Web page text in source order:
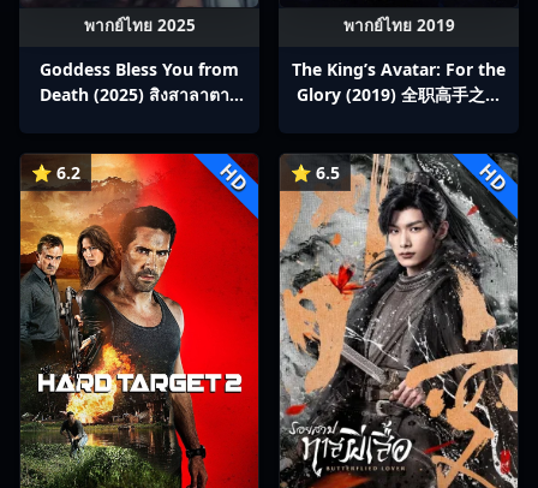
พากย์ไทย 2025
Goddess Bless You from
Death (2025) สิงสาลาตาย
พากย์ไทย 2019
The King’s Avatar: For the
Glory (2019) 全职高手之巅
⭐ 6.2 HD ⭐ 6.5 HD